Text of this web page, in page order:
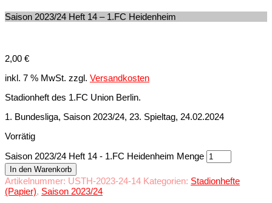
Saison 2023/24 Heft 14 – 1.FC Heidenheim
2,00 €
inkl. 7 % MwSt. zzgl. Versandkosten
Stadionheft des 1.FC Union Berlin.
1. Bundesliga, Saison 2023/24, 23. Spieltag, 24.02.2024
Vorrätig
Saison 2023/24 Heft 14 - 1.FC Heidenheim Menge
In den Warenkorb
Artikelnummer: USTH-2023-24-14 Kategorien: Stadionhefte
(Papier), Saison 2023/24